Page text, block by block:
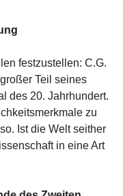
festzustellen: C.G.
Teil seines
des 20. Jahrhundert.
zu
Ist die Welt seither
in eine Art